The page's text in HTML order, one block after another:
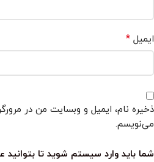
ایمیل *
ذخیره نام، ایمیل و وبسایت من در
می‌نویسم.
شما باید وارد سیستم شوید تا